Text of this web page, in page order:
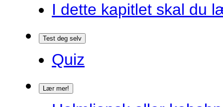
I dette kapitlet skal du
Test deg selv
Quiz
Lær mer!